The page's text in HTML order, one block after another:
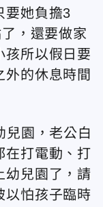
要她負擔3
，還要做家
孩所以假日要
外的休息時間
兒園，老公白
在打電動、打
幼兒園了，請
以怕孩子臨時